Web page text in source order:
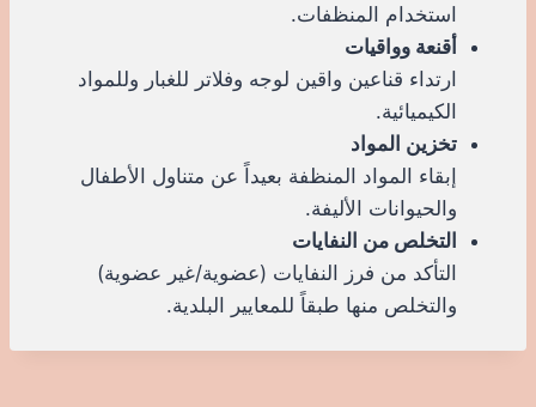
استخدام المنظفات.
أقنعة وواقيات
ارتداء قناعين واقين لوجه وفلاتر للغبار وللمواد
الكيميائية.
تخزين المواد
إبقاء المواد المنظفة بعيداً عن متناول الأطفال
والحيوانات الأليفة.
التخلص من النفايات
التأكد من فرز النفايات (عضوية/غير عضوية)
والتخلص منها طبقاً للمعايير البلدية.